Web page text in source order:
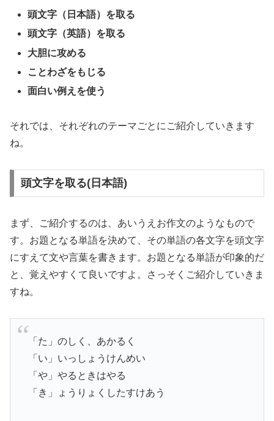
頭文字（日本語）を取る
頭文字（英語）を取る
大胆に攻める
ことわざをもじる
面白い例えを使う
それでは、それぞれのテーマごとにご紹介していきます
ね。
頭文字を取る(日本語)
まず、ご紹介するのは、あいうえお作文のようなもので
す。お題となる単語を決めて、その単語の各文字を頭文字
にすえて文や言葉を書きます。お題となる単語が印象的だ
と、覚えやすくて良いですよ。さっそくご紹介していきま
すね。
「た」のしく、あかるく
「い」いっしょうけんめい
「や」やるときはやる
「き」ょうりょくしたすけあう